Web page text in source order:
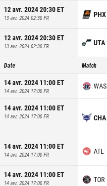
12 avr. 2024 20:30ET
13 avr. 2024 02:30 FR PHX
12 avr. 2024 20:30ET
13 avr. 2024 02:30 FR UTA
Date Match
14 avr. 2024 11:00ET
14 avr. 2024 17:00 FR
WAS
14 avr. 2024 11:00ET
14 avr. 2024 17:00 FR CHA
14 avr. 2024 11:00ET
14 avr. 2024 17:00 FR ATL
14 avr. 2024 11:00ET
14 avr. 2024 17:00 FR TOR